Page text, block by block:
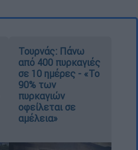
Τουρνάς: Πάνω
από 400 πυρκαγιές
σε 10 ημέρες - «Το
90% των
πυρκαγιών
οφείλεται σε
αμέλεια»